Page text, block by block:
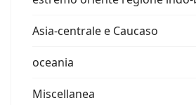
Asia-centrale e Caucaso
oceania
Miscellanea